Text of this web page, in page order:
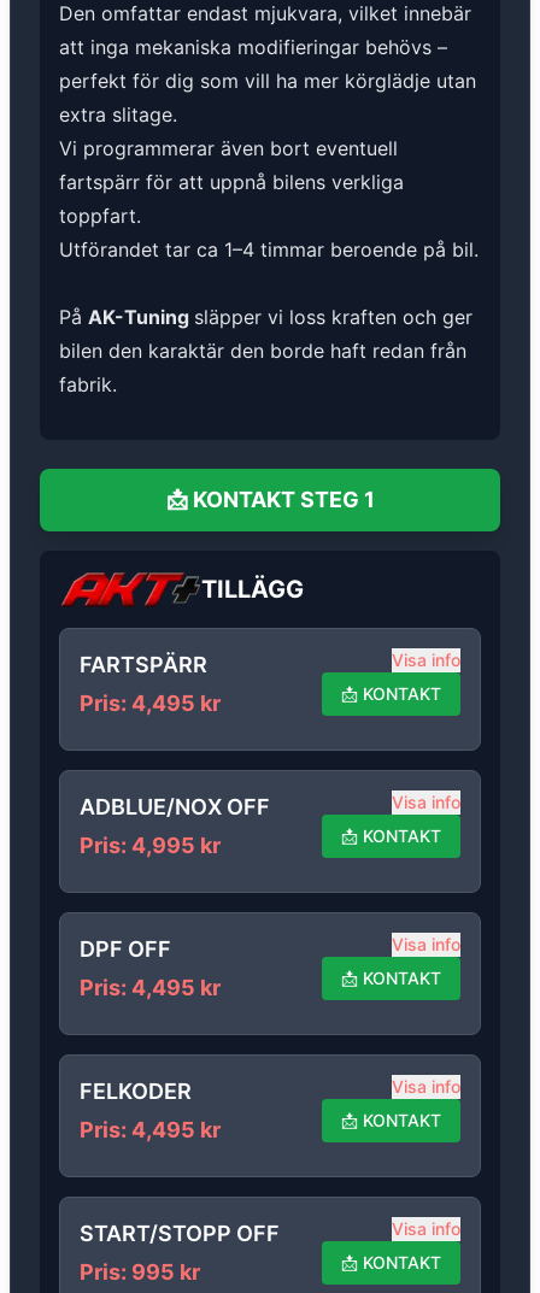
Den omfattar endast mjukvara, vilket innebär
att inga mekaniska modifieringar behövs –
perfekt för dig som vill ha mer körglädje utan
extra slitage.
Vi programmerar även bort eventuell
fartspärr för att uppnå bilens verkliga
toppfart.
Utförandet tar ca 1–4 timmar beroende på bil.
På AK-Tuning släpper vi loss kraften och ger
bilen den karaktär den borde haft redan från
fabrik.
📩 KONTAKT STEG 1
TILLÄGG
FARTSPÄRR
Pris: 4,495 kr
Visa info
📩 KONTAKT
ADBLUE/NOX OFF
Pris: 4,995 kr
Visa info
📩 KONTAKT
DPF OFF
Pris: 4,495 kr
Visa info
📩 KONTAKT
FELKODER
Pris: 4,495 kr
Visa info
📩 KONTAKT
START/STOPP OFF
Pris: 995 kr
Visa info
📩 KONTAKT